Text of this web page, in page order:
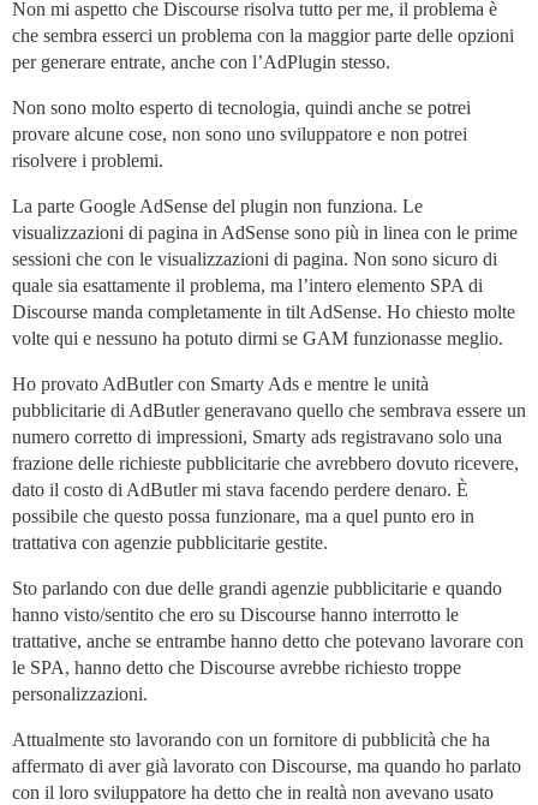
Non mi aspetto che Discourse risolva tutto per me, il problema è
che sembra esserci un problema con la maggior parte delle opzioni
per generare entrate, anche con l’AdPlugin stesso.
Non sono molto esperto di tecnologia, quindi anche se potrei
provare alcune cose, non sono uno sviluppatore e non potrei
risolvere i problemi.
La parte Google AdSense del plugin non funziona. Le
visualizzazioni di pagina in AdSense sono più in linea con le prime
sessioni che con le visualizzazioni di pagina. Non sono sicuro di
quale sia esattamente il problema, ma l’intero elemento SPA di
Discourse manda completamente in tilt AdSense. Ho chiesto molte
volte qui e nessuno ha potuto dirmi se GAM funzionasse meglio.
Ho provato AdButler con Smarty Ads e mentre le unità
pubblicitarie di AdButler generavano quello che sembrava essere un
numero corretto di impressioni, Smarty ads registravano solo una
frazione delle richieste pubblicitarie che avrebbero dovuto ricevere,
dato il costo di AdButler mi stava facendo perdere denaro. È
possibile che questo possa funzionare, ma a quel punto ero in
trattativa con agenzie pubblicitarie gestite.
Sto parlando con due delle grandi agenzie pubblicitarie e quando
hanno visto/sentito che ero su Discourse hanno interrotto le
trattative, anche se entrambe hanno detto che potevano lavorare con
le SPA, hanno detto che Discourse avrebbe richiesto troppe
personalizzazioni.
Attualmente sto lavorando con un fornitore di pubblicità che ha
affermato di aver già lavorato con Discourse, ma quando ho parlato
con il loro sviluppatore ha detto che in realtà non avevano usato